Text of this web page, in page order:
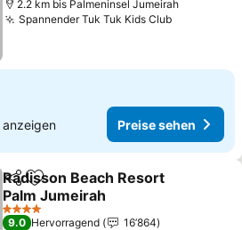
2.2 km bis Palmeninsel Jumeirah
Spannender Tuk Tuk Kids Club
anzeigen Preise sehen
TeilenZu Favoriten hinzufügen
Radisson Beach Resort
Palm Jumeirah
4 Sterne
9.0 Hervorragend
16’864